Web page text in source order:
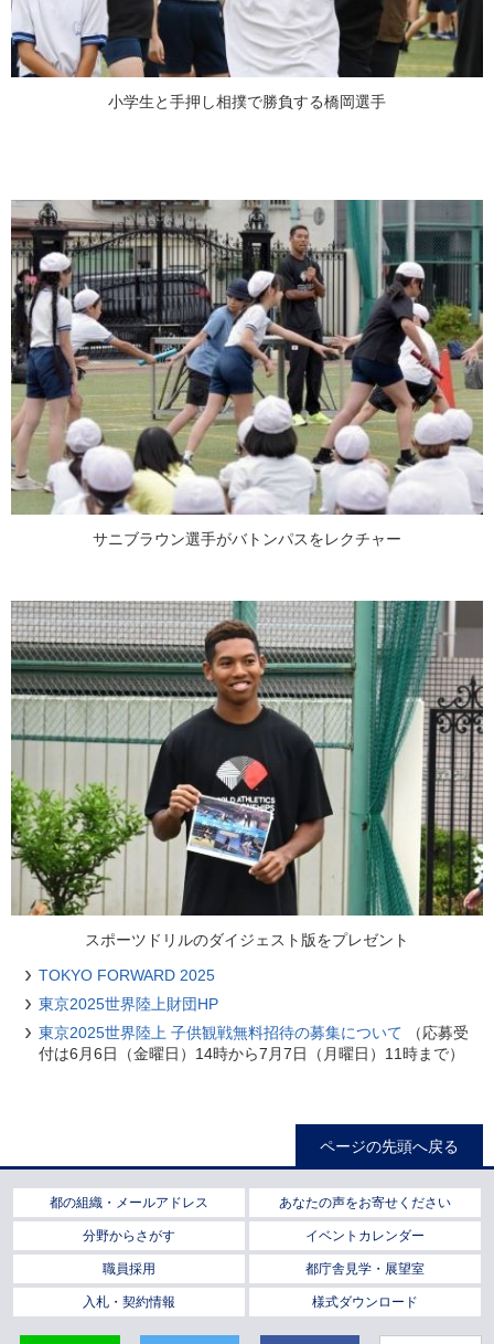
小学生と手押し相撲で勝負する橋岡選手
サニブラウン選手がバトンパスをレクチャー
スポーツドリルのダイジェスト版をプレゼント
TOKYO FORWARD 2025
東京2025世界陸上財団HP
東京2025世界陸上 子供観戦無料招待の募集について （応募受
付は6月6日（金曜日）14時から7月7日（月曜日）11時まで）
ページの先頭へ戻る
都の組織・メールアドレス あなたの声をお寄せください
分野からさがす イベントカレンダー
職員採用 都庁舎見学・展望室
入札・契約情報 様式ダウンロード